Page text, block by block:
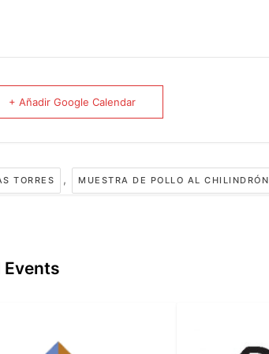
+ Añadir Google Calendar
TORRES , MUESTRA DE POLLO AL CHILINDRÓN
Events